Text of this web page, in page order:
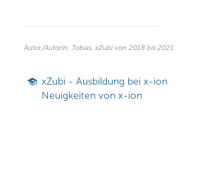
Autor/Autorin: Tobias, xZubi von 2018 bis 2021
xZubi - Ausbildung bei x-ion
Neuigkeiten von x-ion